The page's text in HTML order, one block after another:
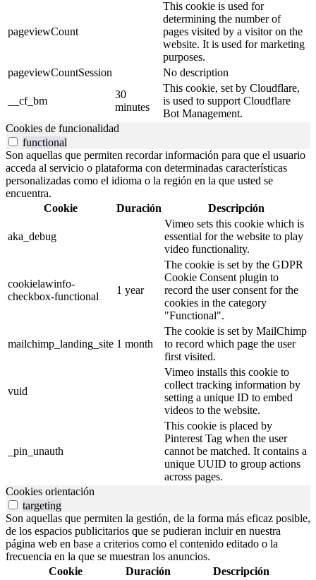
pageviewCount
This cookie is used for
determining the number of
pages visited by a visitor on the
website. It is used for marketing
purposes.
pageviewCountSession
No description
__cf_bm
30
minutes
This cookie, set by Cloudflare,
is used to support Cloudflare
Bot Management.
Cookies de funcionalidad
functional
Son aquellas que permiten recordar información para que el usuario
acceda al servicio o plataforma con determinadas características
personalizadas como el idioma o la región en la que usted se
encuentra.
Cookie
Duración Descripción
aka_debug
Vimeo sets this cookie which is
essential for the website to play
video functionality.
cookielawinfo-
checkbox-functional
1 year
The cookie is set by the GDPR
Cookie Consent plugin to
record the user consent for the
cookies in the category
"Functional".
mailchimp_landing_site 1 month
The cookie is set by MailChimp
to record which page the user
first visited.
vuid
Vimeo installs this cookie to
collect tracking information by
setting a unique ID to embed
videos to the website.
_pin_unauth
This cookie is placed by
Pinterest Tag when the user
cannot be matched. It contains a
unique UUID to group actions
across pages.
Cookies orientación
targeting
Son aquellas que permiten la gestión, de la forma más eficaz posible,
de los espacios publicitarios que se pudieran incluir en nuestra
página web en base a criterios como el contenido editado o la
frecuencia en la que se muestran los anuncios.
Cookie
Duración Descripción